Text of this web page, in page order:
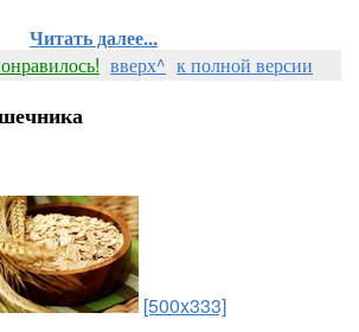
Читать далее...
вверх^ к полной версии
[500x333]